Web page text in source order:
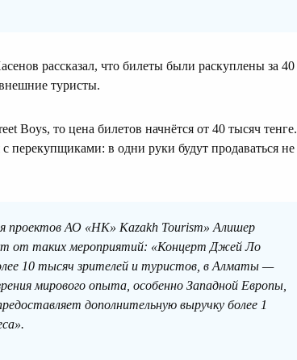
рассказал, что билеты были раскуплены за 40
туристы.
Boys, то цена билетов начнётся от 40 тысяч тенге.
перекупщиками: в одни руки будут продаваться не
проектов АО «НК» Kazakh Tourism» Алишер
от таких мероприятий: «Концерт Джей Ло
10 тысяч зрителей и туристов, в Алматы —
мирового опыта, особенно Западной Европы,
дополнительную выручку более 1